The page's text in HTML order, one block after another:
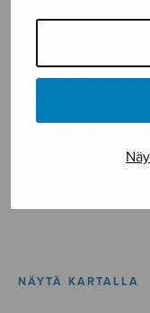
ma–pe klo 10–16
NÄYTÄ KARTALLA